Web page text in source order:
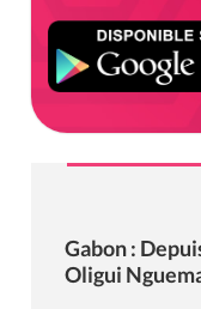
Gabon :
Oligui